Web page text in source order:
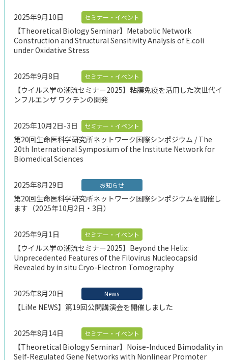
2025年9月10日 セミナー・イベント
【Theoretical Biology Seminar】Metabolic Network
Construction and Structural Sensitivity Analysis of E.coli
under Oxidative Stress
2025年9月8日 セミナー・イベント
【ウイルス学の潮流セミナー2025】粘膜免疫を活用した次世代イ
ンフルエンザ ワクチンの開発
2025年10月2日-3日 セミナー・イベント
第20回生命医科学研究所ネットワーク国際シンポジウム / The
20th International Symposium of the Institute Network for
Biomedical Sciences
2025年8月29日 お知らせ
第20回生命医科学研究所ネットワーク国際シンポジウムを開催し
ます（2025年10月2日・3日）
2025年9月1日 セミナー・イベント
【ウイルス学の潮流セミナー2025】Beyond the Helix:
Unprecedented Features of the Filovirus Nucleocapsid
Revealed by in situ Cryo-Electron Tomography
2025年8月20日 News
【LiMe NEWS】第19回公開講演会を開催しました
2025年8月14日 セミナー・イベント
【Theoretical Biology Seminar】Noise-Induced Bimodality in
Self-Regulated Gene Networks with Nonlinear Promoter